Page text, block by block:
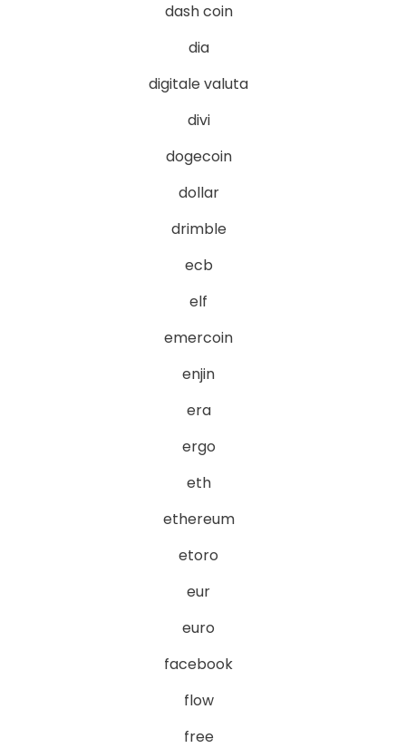
dash coin
dia
digitale valuta
divi
dogecoin
dollar
drimble
ecb
elf
emercoin
enjin
era
ergo
eth
ethereum
etoro
eur
euro
facebook
flow
free